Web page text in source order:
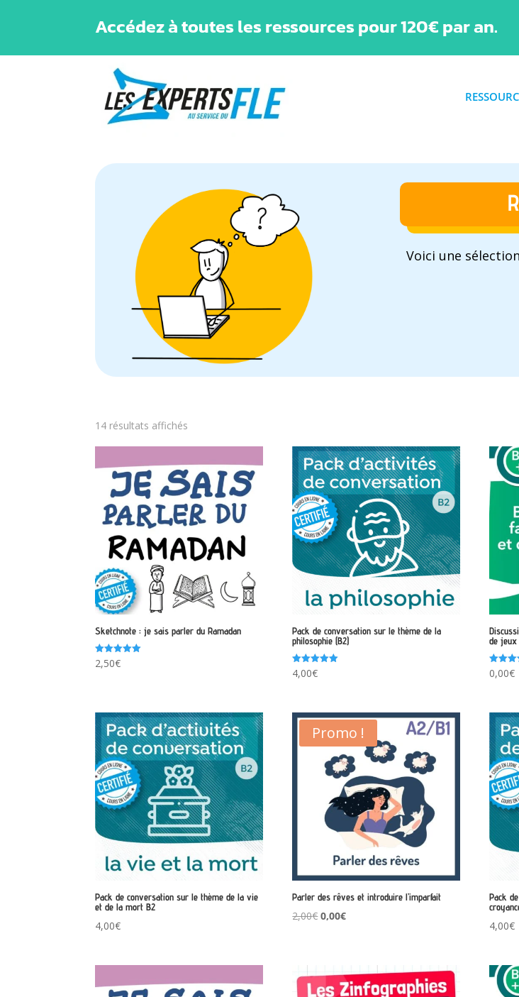
Accédez à toutes les ressources pour 120€ par an.
Voici une
14 résultats affichés
moyenne
Sketchnote : je sais parler du Ramadan
Note
5.00
2,50€
Pack de conversation sur le thème de la
philosophie (B2)
Note
5.00
4,00€
de jeux
Note
5.00
0,00€
Pack de conversation sur le thème de la vie
et de la mort B2
4,00€
Promo !
Parler des rêves et introduire l’imparfait
2,00€Le
2,00€.
0,00€Le
est :
0,00€.
Pack
4,00€